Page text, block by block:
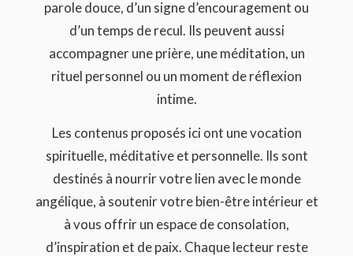
parole douce, d’un signe d’encouragement ou
d’un temps de recul. Ils peuvent aussi
accompagner une prière, une méditation, un
rituel personnel ou un moment de réflexion
intime.
Les contenus proposés ici ont une vocation
spirituelle, méditative et personnelle. Ils sont
destinés à nourrir votre lien avec le monde
angélique, à soutenir votre bien-être intérieur et
à vous offrir un espace de consolation,
d’inspiration et de paix. Chaque lecteur reste